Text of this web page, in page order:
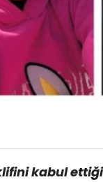
kabul